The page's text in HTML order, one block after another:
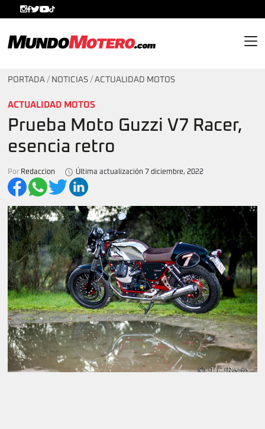
PORTADA / NOTICIAS / ACTUALIDAD MOTOS
ACTUALIDAD MOTOS
Prueba Moto Guzzi V7 Racer,
esencia retro
Por Redaccion Última actualización 7 diciembre, 2022